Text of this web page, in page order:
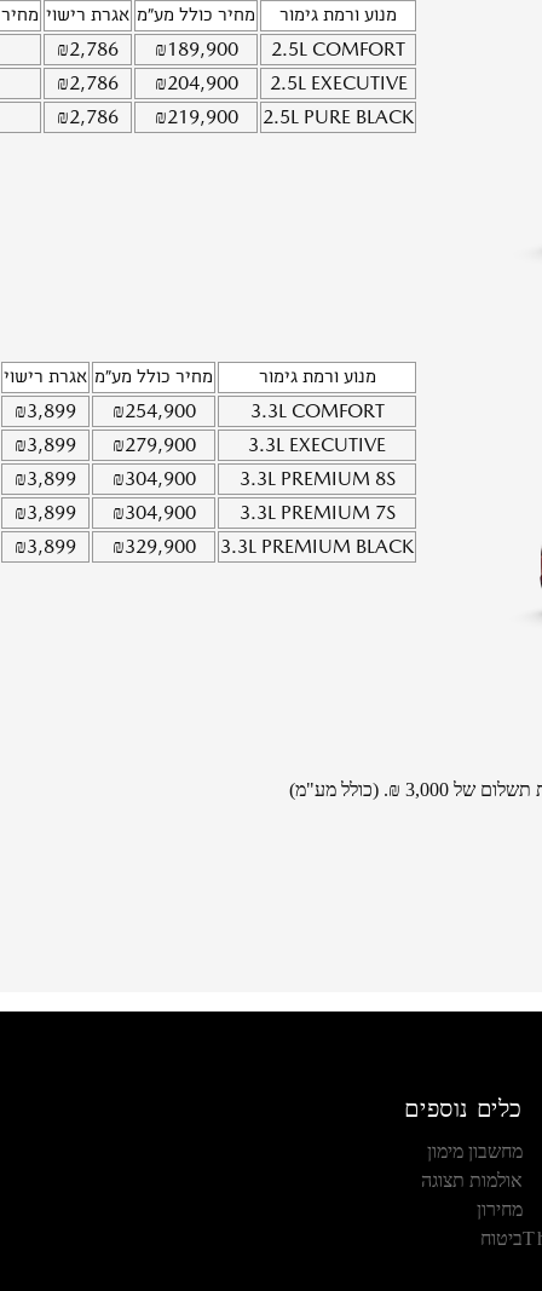
מנוע ורמת גימור מחיר כולל מע"מ אגרת רישוי
2.5L COMFORT
₪189,900
₪2,786
2.5L EXECUTIVE
₪204,900
₪2,786
2.5L PURE BLACK
₪219,900
₪2,786
מנוע ורמת גימור מחיר כולל מע"מ אגרת רישוי
3.3L COMFORT
₪254,900
₪3,899
3.3L EXECUTIVE
₪279,900
₪3,899
3.3L PREMIUM 8S
₪304,900
₪3,899
3.3L PREMIUM 7S
₪304,900
₪3,899
3.3L PREMIUM BLACK
₪329,900
₪3,899
₪. (כולל מע"מ)
כלים נוספים
מחשבון מימון
אולמות תצוגה
מחירון
ביטוח